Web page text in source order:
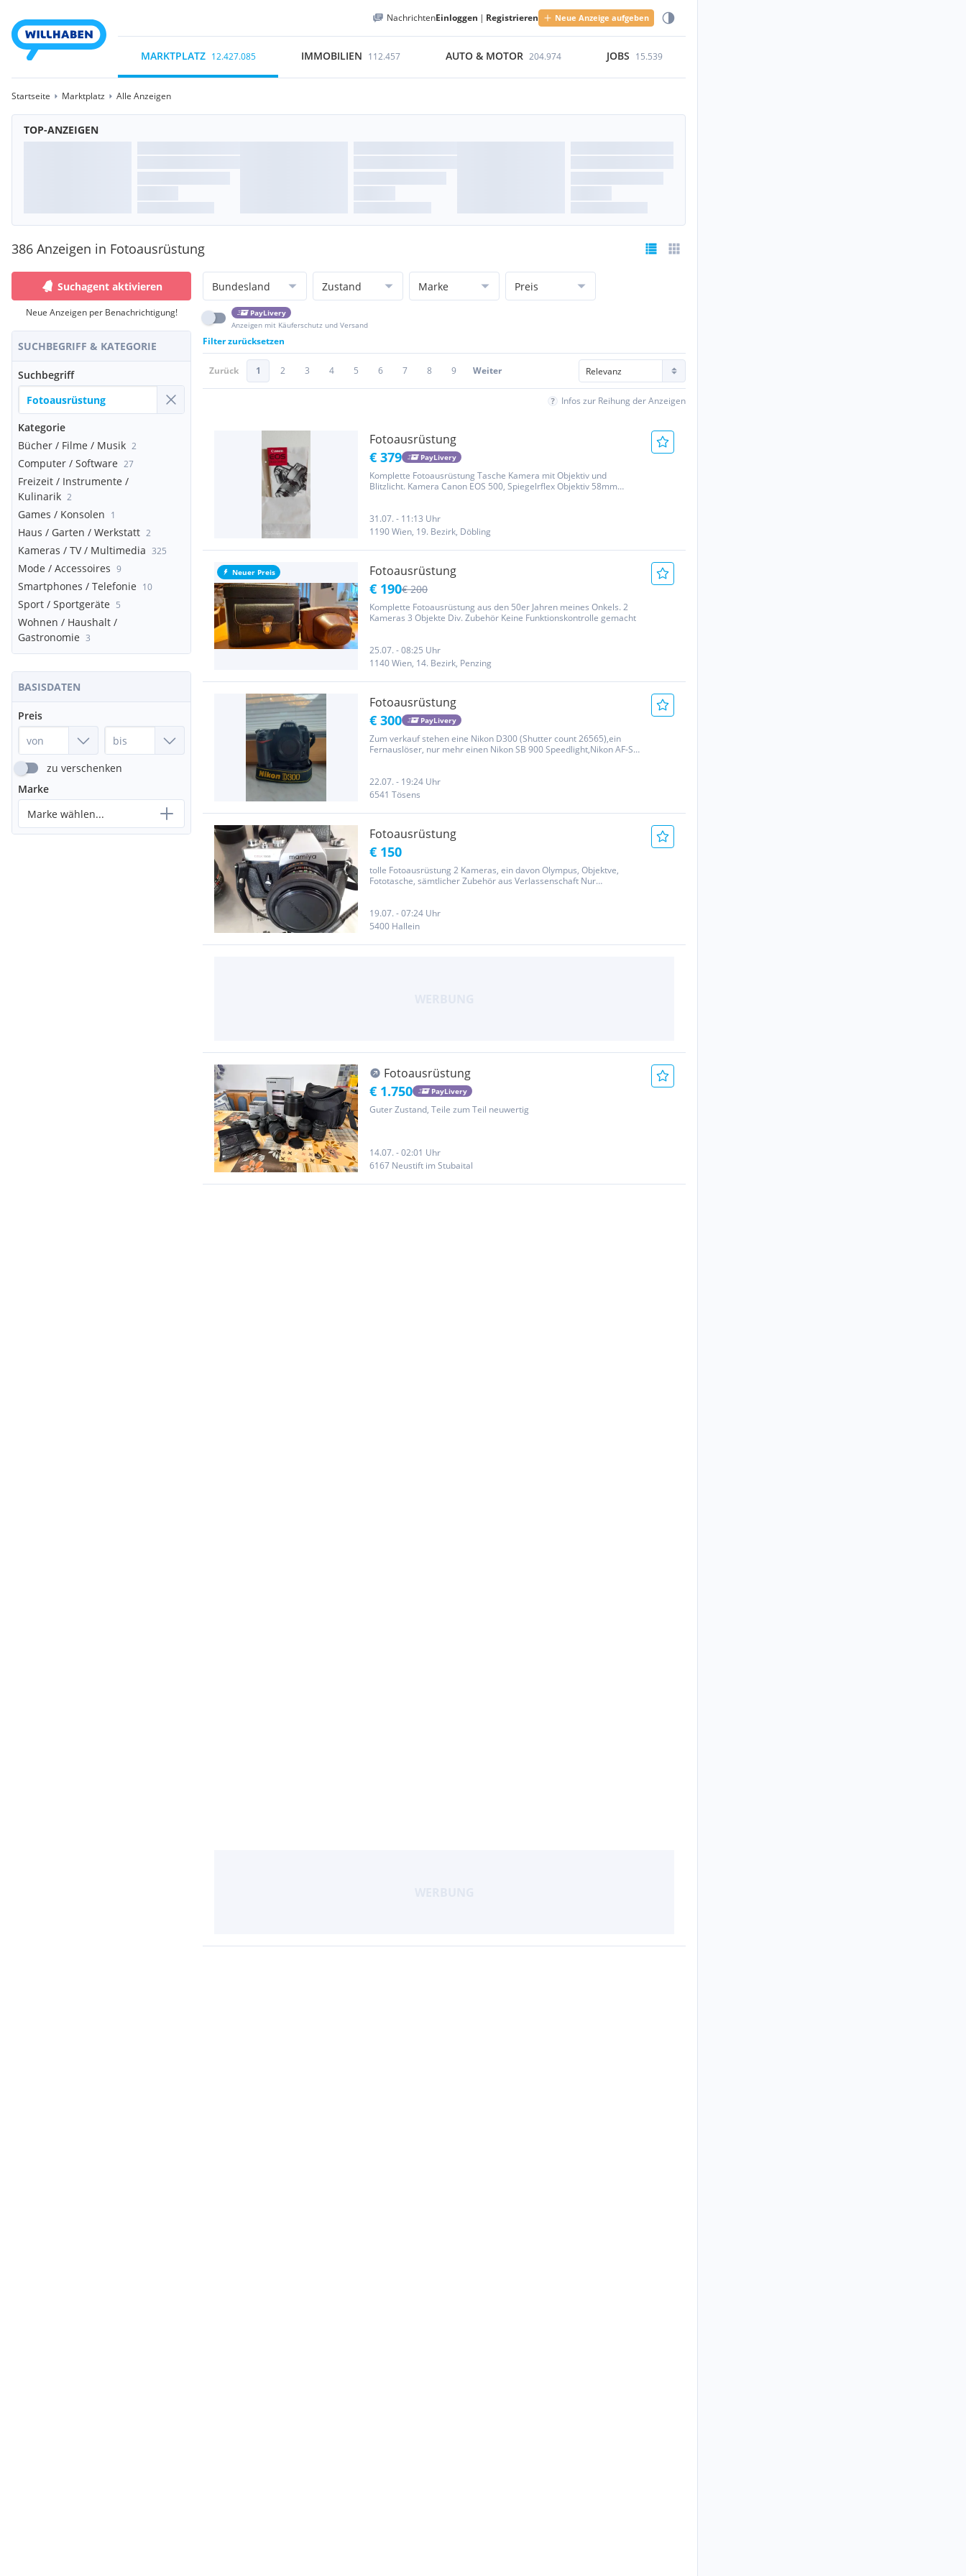
NachrichtenEinloggen | Registrieren Neue Anzeige aufgeben
MARKTPLATZ 12.427.085 IMMOBILIEN 112.457 AUTO & MOTOR 204.974 JOBS 15.539
Startseite Marktplatz Alle Anzeigen
TOP-ANZEIGEN
386 Anzeigen in Fotoausrüstung
Suchagent aktivieren
Neue Anzeigen per Benachrichtigung!
SUCHBEGRIFF & KATEGORIE
Suchbegriff
Kategorie
Bücher / Filme / Musik 2
Computer / Software 27
Freizeit / Instrumente /
Kulinarik 2
Games / Konsolen 1
Haus / Garten / Werkstatt 2
Kameras / TV / Multimedia 325
Mode / Accessoires 9
Smartphones / Telefonie 10
Sport / Sportgeräte 5
Wohnen / Haushalt /
Gastronomie 3
BASISDATEN
Preis
zu verschenken
Marke
Marke wählen...
Bundesland Zustand Marke Preis
PayLivery
Anzeigen mit Käuferschutz und Versand
Filter zurücksetzen
Zurück 1 2 3 4 5 6 7 8 9 Weiter
Infos zur Reihung der Anzeigen
Fotoausrüstung
€ 379 PayLivery
Komplette Fotoausrüstung Tasche Kamera mit Objektiv und
Blitzlicht. Kamera Canon EOS 500, Spiegelrflex Objektiv 58mm
31.07. - 11:13 Uhr
1190 Wien, 19. Bezirk, Döbling
Neuer Preis Fotoausrüstung
€ 190€ 200
Komplette Fotoausrüstung aus den 50er Jahren meines Onkels. 2
Kameras 3 Objekte Div. Zubehör Keine Funktionskontrolle gemacht
25.07. - 08:25 Uhr
1140 Wien, 14. Bezirk, Penzing
Fotoausrüstung
€ 300 PayLivery
Zum verkauf stehen eine Nikon D300 (Shutter count 26565),ein
Fernauslöser, nur mehr einen Nikon SB 900 Speedlight,Nikon AF-S
22.07. - 19:24 Uhr
6541 Tösens
Fotoausrüstung
€ 150
tolle Fotoausrüstung 2 Kameras, ein davon Olympus, Objektve,
Fototasche, sämtlicher Zubehör aus Verlassenschaft Nur
19.07. - 07:24 Uhr
5400 Hallein
Fotoausrüstung
€ 1.750 PayLivery
Guter Zustand, Teile zum Teil neuwertig
14.07. - 02:01 Uhr
6167 Neustift im Stubaital